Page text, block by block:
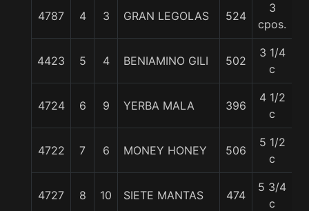
4787 4 3 GRAN LEGOLAS 524
3
cpos.
4423 5 4 BENIAMINO GILI 502
3 1/4
c
4724 6 9 YERBA MALA 396
4 1/2
c
4722 7 6 MONEY HONEY 506
5 1/2
c
4727 8 10 SIETE MANTAS 474
5 3/4
c